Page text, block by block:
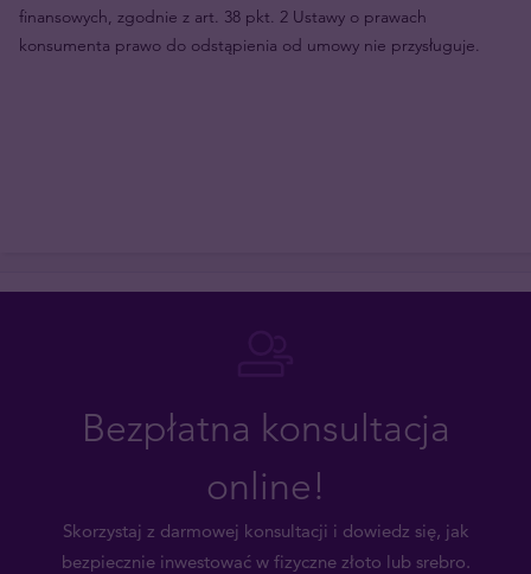
finansowych, zgodnie z art. 38 pkt. 2 Ustawy o prawach
konsumenta prawo do odstąpienia od umowy nie przysługuje.
Bezpłatna konsultacja
online!
Skorzystaj z darmowej konsultacji i dowiedz się, jak
bezpiecznie inwestować w fizyczne złoto lub srebro.